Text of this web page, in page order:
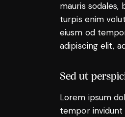
mauris
turpis enim
eiusm od
adipiscing elit,
Sed ut
Lorem ipsum
tempor invidunt